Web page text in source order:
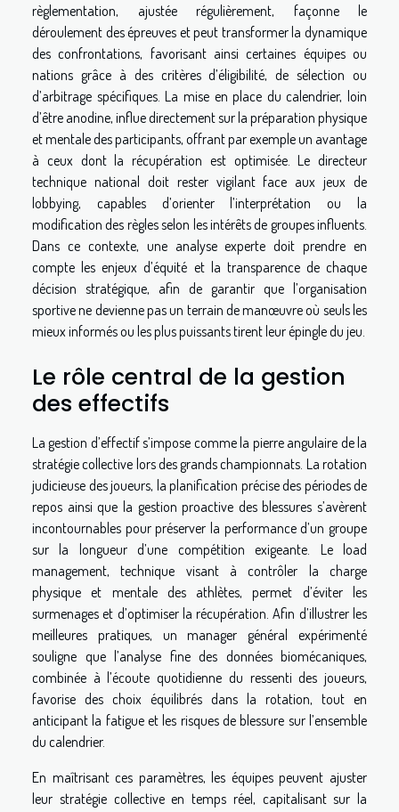
règlementation, ajustée régulièrement, façonne le
déroulement des épreuves et peut transformer la dynamique
des confrontations, favorisant ainsi certaines équipes ou
nations grâce à des critères d’éligibilité, de sélection ou
d’arbitrage spécifiques. La mise en place du calendrier, loin
d’être anodine, influe directement sur la préparation physique
et mentale des participants, offrant par exemple un avantage
à ceux dont la récupération est optimisée. Le directeur
technique national doit rester vigilant face aux jeux de
lobbying, capables d’orienter l’interprétation ou la
modification des règles selon les intérêts de groupes influents.
Dans ce contexte, une analyse experte doit prendre en
compte les enjeux d’équité et la transparence de chaque
décision stratégique, afin de garantir que l’organisation
sportive ne devienne pas un terrain de manœuvre où seuls les
mieux informés ou les plus puissants tirent leur épingle du jeu.
Le rôle central de la gestion
des effectifs
La gestion d’effectif s’impose comme la pierre angulaire de la
stratégie collective lors des grands championnats. La rotation
judicieuse des joueurs, la planification précise des périodes de
repos ainsi que la gestion proactive des blessures s’avèrent
incontournables pour préserver la performance d’un groupe
sur la longueur d’une compétition exigeante. Le load
management, technique visant à contrôler la charge
physique et mentale des athlètes, permet d’éviter les
surmenages et d’optimiser la récupération. Afin d’illustrer les
meilleures pratiques, un manager général expérimenté
souligne que l’analyse fine des données biomécaniques,
combinée à l’écoute quotidienne du ressenti des joueurs,
favorise des choix équilibrés dans la rotation, tout en
anticipant la fatigue et les risques de blessure sur l’ensemble
du calendrier.
En maîtrisant ces paramètres, les équipes peuvent ajuster
leur stratégie collective en temps réel, capitalisant sur la